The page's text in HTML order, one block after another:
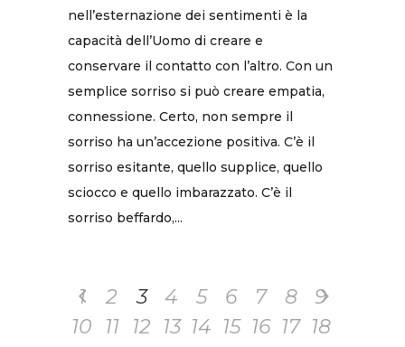
nell’esternazione dei sentimenti è la
capacità dell’Uomo di creare e
conservare il contatto con l’altro. Con un
semplice sorriso si può creare empatia,
connessione. Certo, non sempre il
sorriso ha un’accezione positiva. C’è il
sorriso esitante, quello supplice, quello
sciocco e quello imbarazzato. C’è il
sorriso beffardo,...
1 2 3 4 5 6 7 8
9
10
11 12 13 14 15 16 17 18